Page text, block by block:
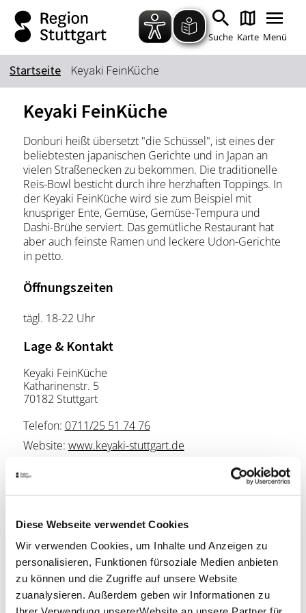
Diese Webseite verwendet Cookies
Wir verwenden Cookies, um Inhalte und Anzeigen zu
personalisieren, Funktionen fürsoziale Medien anbieten
zu können und die Zugriffe auf unsere Website
zuanalysieren. Außerdem geben wir Informationen zu
Zum Hauptinhalt springen
Zur Suche springen
Zur Hauptnavigation
Zum Footer springen
Suche Karte Menü
Suchbegriff
Das könnte Sie interessieren
Stadtführungen
Tickets
Citytour
Übernachtung
Erlebnisse
Essen & Trinken
Wein
Automobil
Kultur
Startseite Keyaki FeinKüche
Keyaki FeinKüche
Donburi heißt übersetzt "die Schüssel", ist eines der
beliebtesten japanischen Gerichte und in Japan an
vielen Straßenecken zu bekommen. Die traditionelle
Reis-Bowl besticht durch ihre herzhaften Toppings. In
der Keyaki FeinKüche wird sie zum Beispiel mit
knuspriger Ente, Gemüse, Gemüse-Tempura und
Dashi-Brühe serviert. Das gemütliche Restaurant hat
aber auch feinste Ramen und leckere Udon-Gerichte
in petto.
Öffnungszeiten
tägl. 18-22 Uhr
Lage & Kontakt
Keyaki FeinKüche
Katharinenstr. 5
70182 Stuttgart
Telefon: 0711/25 51 74 76
Website: www.keyaki-stuttgart.de
Planen Sie Ihre Anreise
Fahrplanauskunft des VVS
Deutsche Bahn AG
Fahrplanauskunft der DB
Google Maps
Google Maps Route